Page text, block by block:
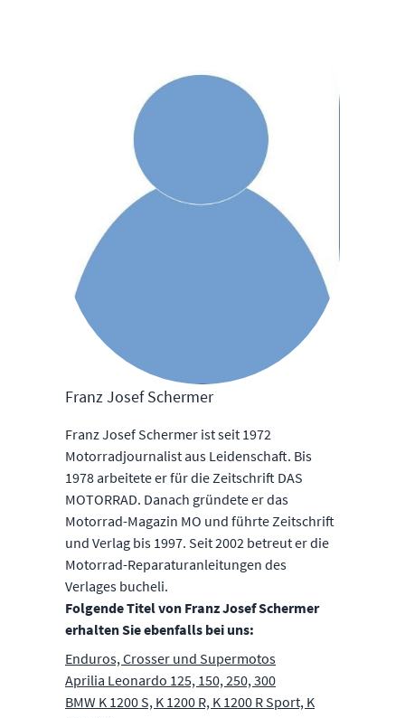
Franz Josef Schermer
Franz Josef Schermer ist seit 1972
Motorradjournalist aus Leidenschaft. Bis
1978 arbeitete er für die Zeitschrift DAS
MOTORRAD. Danach gründete er das
Motorrad-Magazin MO und führte Zeitschrift
und Verlag bis 1997. Seit 2002 betreut er die
Motorrad-Reparaturanleitungen des
Verlages bucheli.
Folgende Titel von Franz Josef Schermer
erhalten Sie ebenfalls bei uns:
Enduros, Crosser und Supermotos
Aprilia Leonardo 125, 150, 250, 300
BMW K 1200 S, K 1200 R, K 1200 R Sport, K